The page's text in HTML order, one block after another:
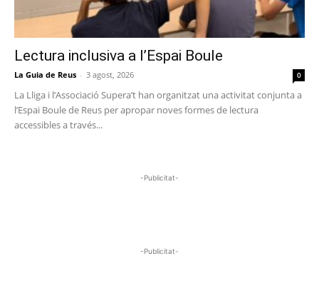
Lectura inclusiva a l’Espai Boule
La Guia de Reus - 3 agost, 2026 0
La Lliga i l’Associació Supera’t han organitzat una activitat conjunta a
l’Espai Boule de Reus per apropar noves formes de lectura
accessibles a través...
-Publicitat-
-Publicitat-